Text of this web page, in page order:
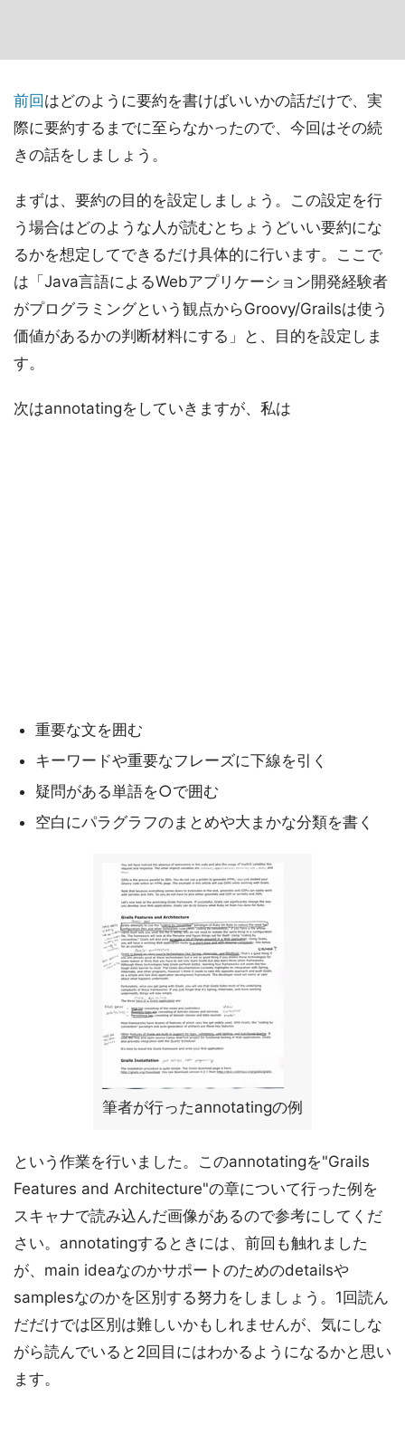
前回 はどのように要約を書けばいいかの話だけで、実
際に要約するまでに至らなかったので、今回はその続
きの話をしましょう。
まずは、要約の目的を設定しましょう。この設定を行
う場合はどのような人が読むとちょうどいい要約にな
るかを想定してできるだけ具体的に行います。ここで
は「Java言語によるWebアプリケーション開発経験者
がプログラミングという観点からGroovy/Grailsは使う
価値があるかの判断材料にする」と、目的を設定しま
す。
次はannotatingをしていきますが、私は
重要な文を囲む
キーワードや重要なフレーズに下線を引く
疑問がある単語を○で囲む
空白にパラグラフのまとめや大まかな分類を書く
筆者が行ったannotatingの例
という作業を行いました。このannotatingを"Grails
Features and Architecture"の章について行った例を
スキャナで読み込んだ画像があるので参考にしてくだ
さい。annotatingするときには、前回も触れました
が、main ideaなのかサポートのためのdetailsや
samplesなのかを区別する努力をしましょう。1回読ん
だだけでは区別は難しいかもしれませんが、気にしな
がら読んでいると2回目にはわかるようになるかと思い
ます。